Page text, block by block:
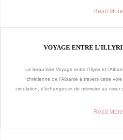
Read More
VOYAGE ENTRE
Le beau livre Voyage entre l’Illyrie et
chrétienne de l’Albanie à travers cette
circulation, d’échanges et de mémoire au cœur
Read More